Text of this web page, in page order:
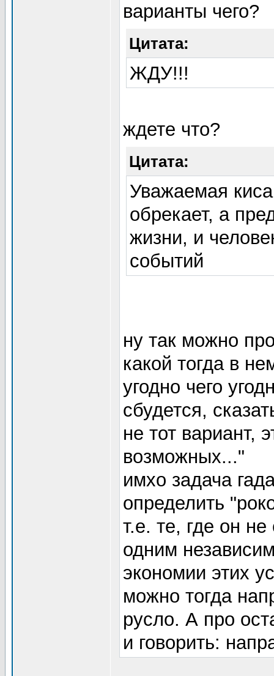
варианты чего?
Цитата:
ЖДУ!!!
ждете что?
Цитата:
Уважаемая
обрекает, а
жизни, и
событий
ну так можно
какой тогда в
угодно чего
сбудется,
не тот вариант,
возможных..."
имхо задача
определить
т.е. те, где он
одним
экономии этих
можно тогда
русло. А про
и говорить: